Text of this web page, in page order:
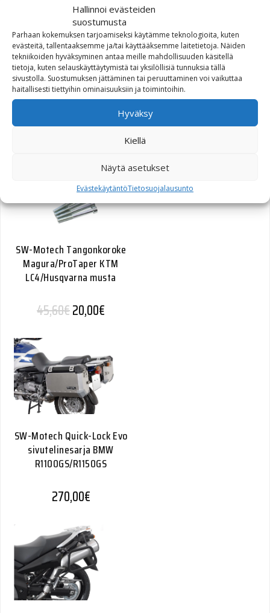
Hallinnoi evästeiden
suostumusta
Parhaan kokemuksen tarjoamiseksi käytämme teknologioita, kuten
evästeitä, tallentaaksemme ja/tai käyttääksemme laitetietoja. Näiden
tekniikoiden hyväksyminen antaa meille mahdollisuuden käsitellä
tietoja, kuten selauskäyttäytymistä tai yksilöllisiä tunnuksia tällä
sivustolla. Suostumuksen jättäminen tai peruuttaminen voi vaikuttaa
haitallisesti tiettyihin ominaisuuksiin ja toimintoihin.
Hyväksy
Kiellä
Näytä asetukset
EvästekäytäntöTietosuojalausunto
SW-Motech Tangonkoroke
22mm tanko 30mm KTM
SC200/EXC hopea
35,50€Alkuperäinen hinta oli: 35,50€.
15,00€Nykyinen hinta on: 15,00€.
SW-Motech Tangonkoroke
Magura/ProTaper KTM
LC4/Husqvarna musta
45,60€Alkuperäinen hinta oli: 45,60€.
20,00€
SW-Motech Quick-Lock Evo
sivutelinesarja BMW
R1100GS/R1150GS
270,00€